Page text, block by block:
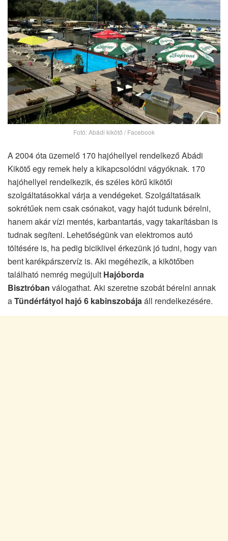
Fotó: Abádi kikötő / Facebook
A 2004 óta üzemelő 170 hajóhellyel rendelkező Abádi
Kikötő egy remek hely a kikapcsolódni vágyóknak. 170
hajóhellyel rendelkezik, és széles körű kikötői
szolgáltatásokkal várja a vendégeket. Szolgáltatásaik
sokrétűek nem csak csónakot, vagy hajót tudunk bérelni,
hanem akár vízi mentés, karbantartás, vagy takarításban is
tudnak segíteni. Lehetőségünk van elektromos autó
töltésére is, ha pedig biciklivel érkezünk jó tudni, hogy van
bent karékpárszervíz is. Aki megéhezik, a kikötőben
található nemrég megújult Hajóborda
Bisztróban válogathat. Aki szeretne szobát bérelni annak
aTündérfátyol hajó 6 kabinszobájaáll rendelkezésére.